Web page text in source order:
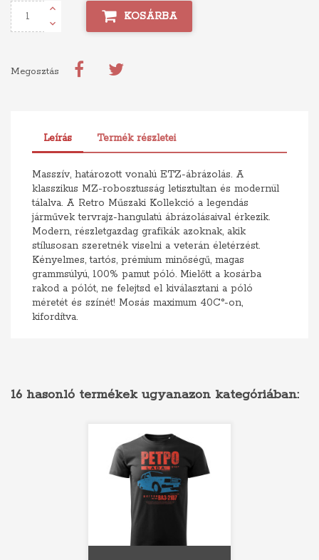
KOSÁRBA
Megosztás
Leírás Termék részletei
Masszív, határozott vonalú ETZ-ábrázolás. A
klasszikus MZ-robosztusság letisztultan és modernül
tálalva. A Retro Műszaki Kollekció a legendás
járművek tervrajz-hangulatú ábrázolásaival érkezik.
Modern, részletgazdag grafikák azoknak, akik
stílusosan szeretnék viselni a veterán életérzést.
Kényelmes, tartós, prémium minőségű, magas
grammsúlyú, 100% pamut póló. Mielőtt a kosárba
rakod a pólót, ne felejtsd el kiválasztani a póló
méretét és színét! Mosás maximum 40C°-on,
kifordítva.
16 hasonló termékek ugyanazon kategóriában: